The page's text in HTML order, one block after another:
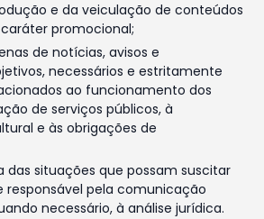
e da veiculação de conteúdos
promocional;
de notícias, avisos e
necessários e estritamente
ao funcionamento dos
de serviços públicos, à
e às obrigações de
das situações que possam suscitar
responsável pela comunicação
necessário, à análise jurídica.